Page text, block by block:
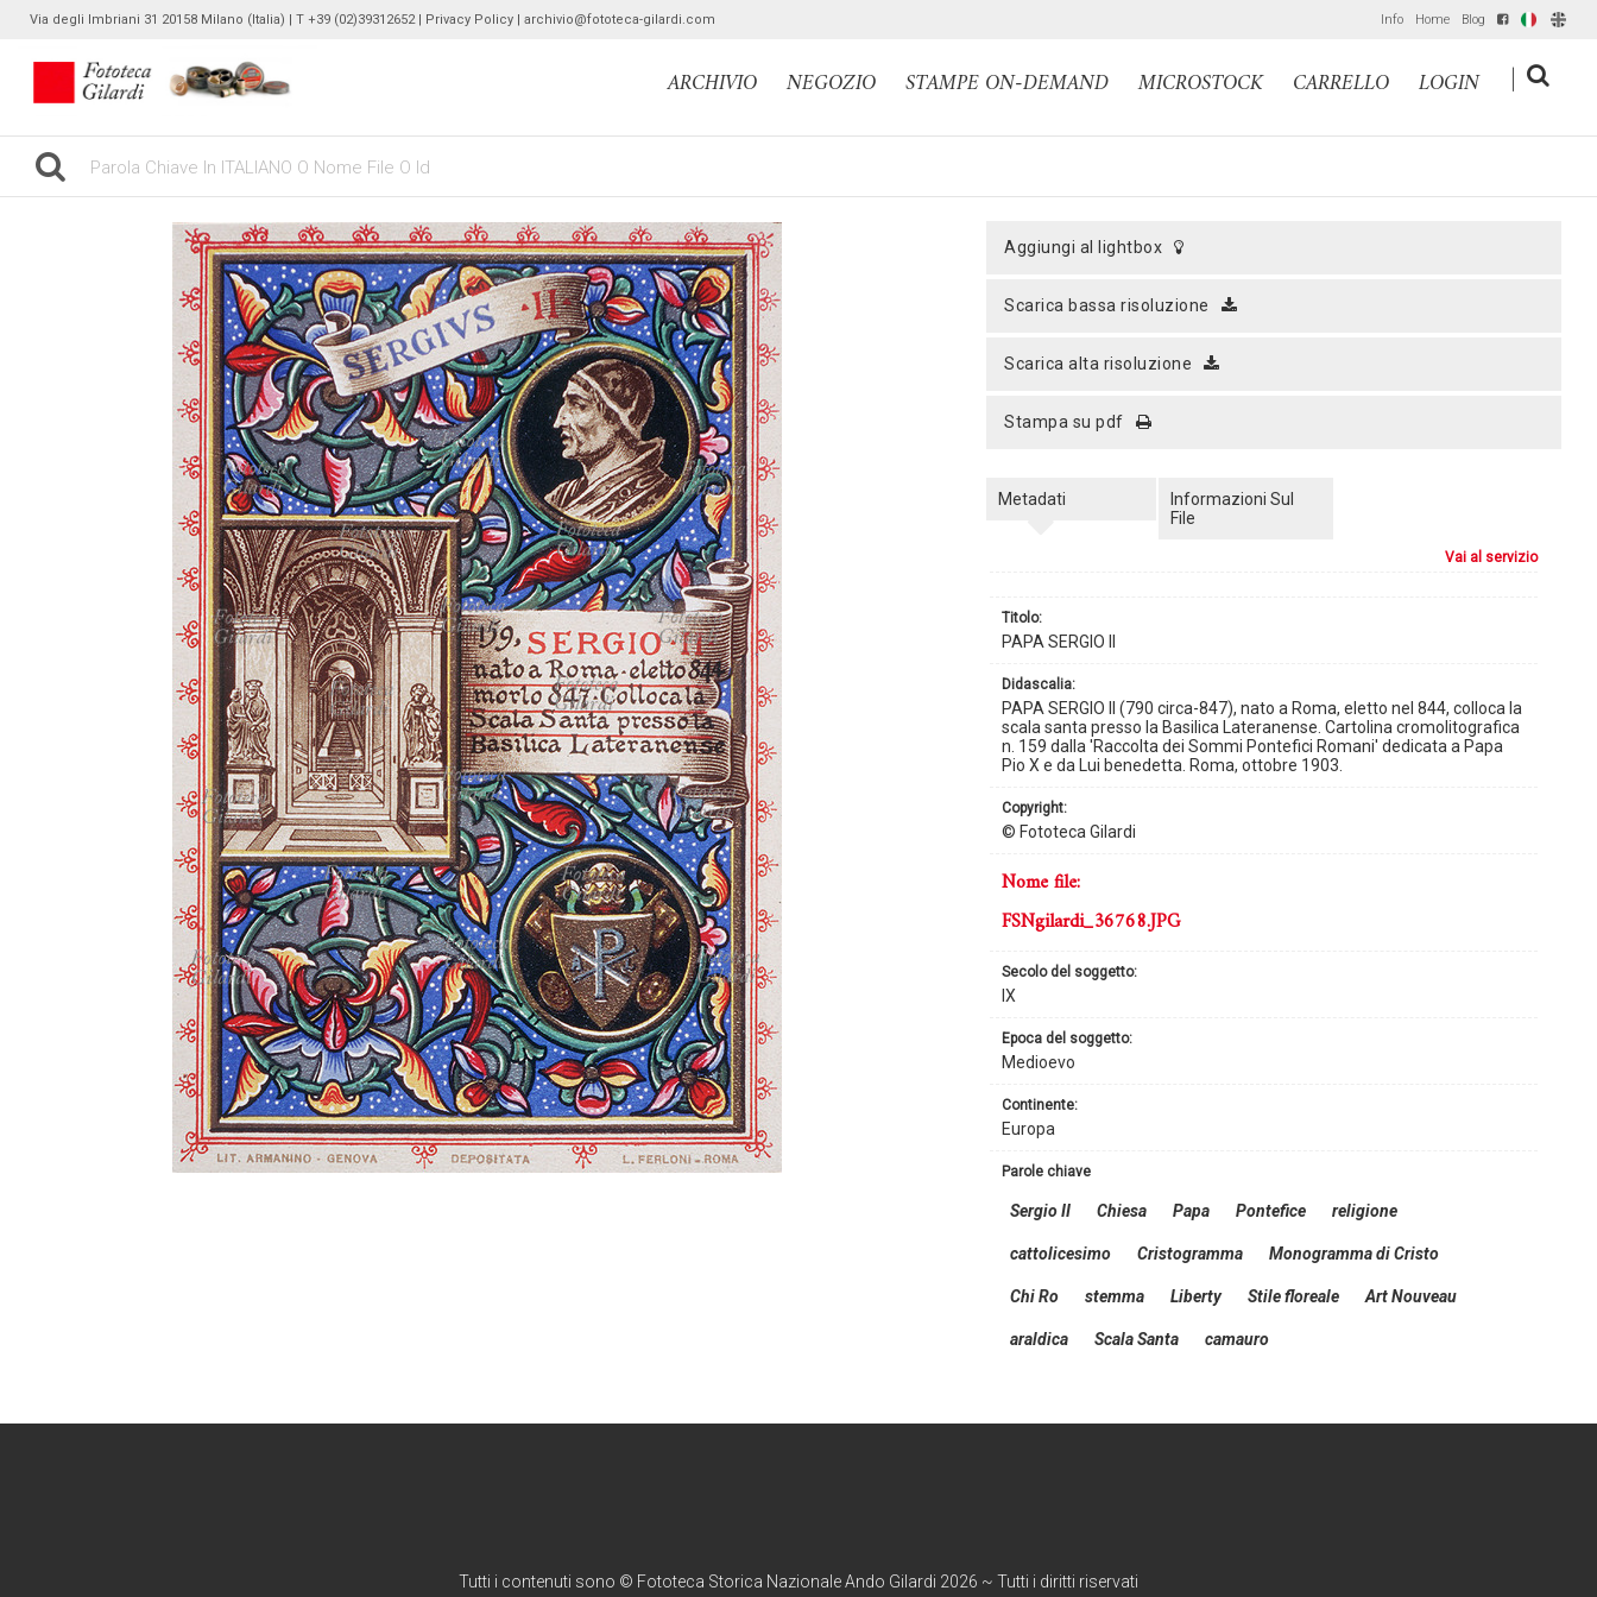
Via degli Imbriani 31 20158 Milano (Italia) | T +39 (02)39312652 | Privacy Policy | archivio@fototeca-gilardi.com Info Home Blog IT EN
gilardinew ARCHIVIO NEGOZIO STAMPE ON-DEMAND MICROSTOCK CARRELLO LOGIN |
aggiungi al lightbox
scarica bassa risoluzione
scarica alta risoluzione
stampa su pdf
Metadati
vai al servizio
titolo:
PAPA SERGIO II
didascalia:
PAPA SERGIO II (790 circa-847), nato a Roma, eletto nel 844, colloca la
scala santa presso la Basilica Lateranense. Cartolina cromolitografica
n. 159 dalla 'Raccolta dei Sommi Pontefici Romani' dedicata a Papa
Pio X e da Lui benedetta. Roma, ottobre 1903.
copyright:
© Fototeca Gilardi
continente:
Europa
secolo del soggetto:
IX
epoca del soggetto:
Medioevo
nome file:
FSNgilardi_36768.JPG
parole chiave
Sergio II Chiesa Papa Pontefice religione
cattolicesimo Cristogramma Monogramma di Cristo
Chi Ro stemma Liberty Stile floreale Art Nouveau
araldica Scala Santa camauro
Informazioni Sul
File
Tutti i contenuti sono © Fototeca Storica Nazionale Ando Gilardi 2026 ~ Tutti i diritti riservati